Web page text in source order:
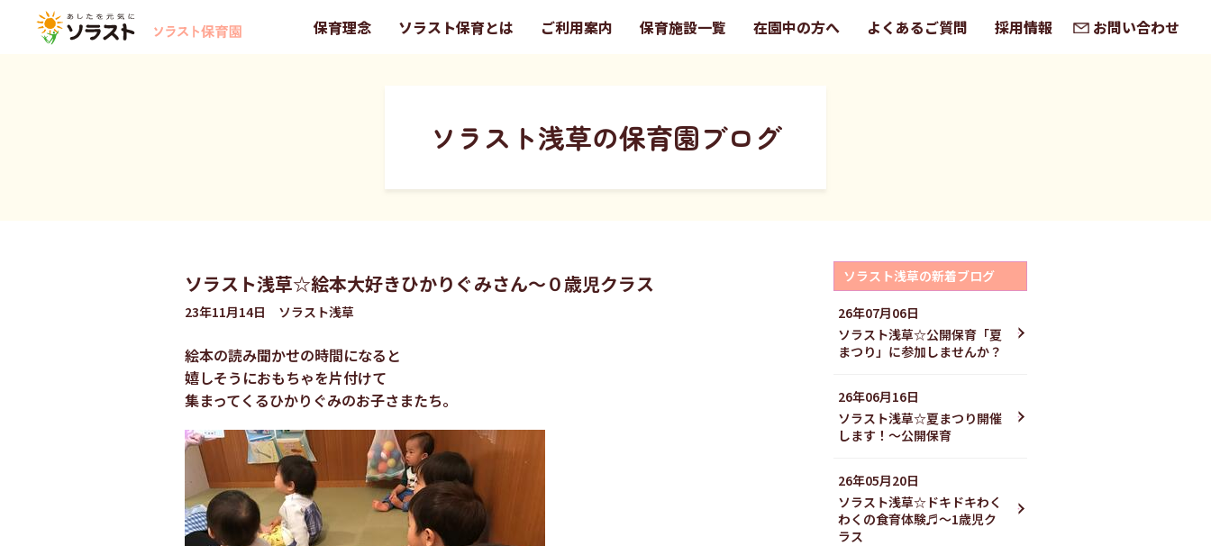
保育理念 ソラスト保育とは ご利用案内 保育施設一覧 在園中の方へ よくあるご質問 採用情報 お問い合わせ
ソラスト浅草の保育園ブログ
ソラスト浅草☆絵本大好きひかりぐみさん～０歳児クラス
23年11月14日 ソラスト浅草
絵本の読み聞かせの時間になると
嬉しそうにおもちゃを片付けて
集まってくるひかりぐみのお子さまたち。
ソラスト浅草の新着ブログ
26年07月06日
ソラスト浅草☆公開保育「夏
まつり」に参加しませんか？
26年06月16日
ソラスト浅草☆夏まつり開催
します！〜公開保育
26年05月20日
ソラスト浅草☆ドキドキわく
わくの食育体験♬〜1歳児ク
ラス